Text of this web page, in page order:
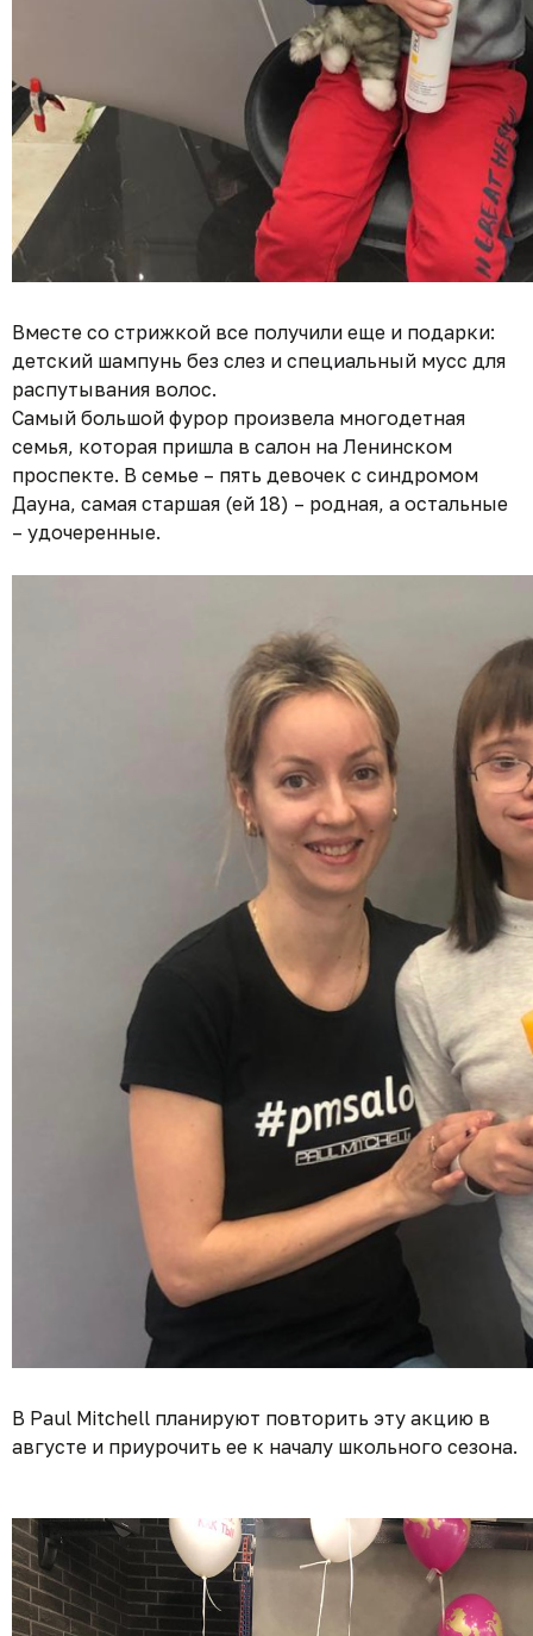
Вместе со стрижкой все получили еще и подарки:
детский шампунь без слез и специальный мусс для
распутывания волос.
Самый большой фурор произвела многодетная
семья, которая пришла в салон на Ленинском
проспекте. В семье – пять девочек с синдромом
Дауна, самая старшая (ей 18) – родная, а остальные
– удочеренные.
В Paul Mitchell планируют повторить эту акцию в
августе и приурочить ее к началу школьного сезона.